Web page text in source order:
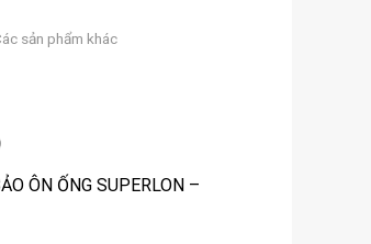
sản phẩm khác
ÔN ỐNG SUPERLON –